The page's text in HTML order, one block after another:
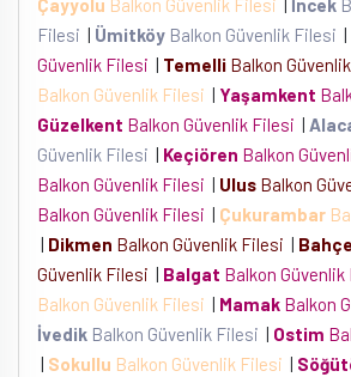
Çayyolu Balkon Güvenlik Filesi | İncek
Filesi | Ümitköy Balkon Güvenlik Filesi |
Güvenlik Filesi | Temelli Balkon
Balkon Güvenlik Filesi | Yaşamkent
Güzelkent Balkon Güvenlik Filesi |
Güvenlik Filesi | Keçiören Balkon
Balkon Güvenlik Filesi | Ulus Balkon
Balkon Güvenlik Filesi | Çukurambar
| Dikmen Balkon Güvenlik Filesi |
Güvenlik Filesi | Balgat Balkon Güvenlik
Balkon Güvenlik Filesi | Mamak Balkon
İvedik Balkon Güvenlik Filesi | Ostim
| Sokullu Balkon Güvenlik Filesi |